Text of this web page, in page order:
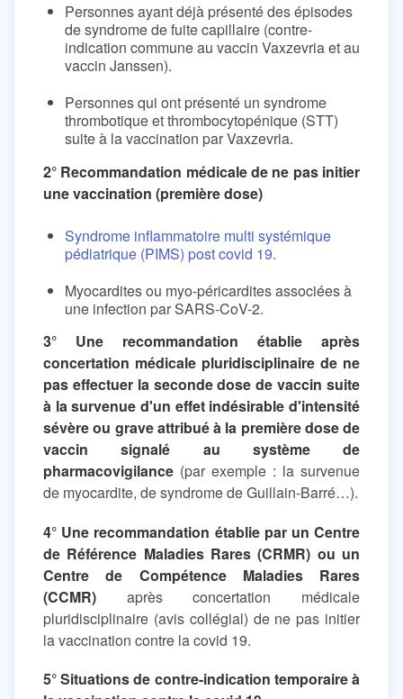
Personnes ayant déjà présenté des épisodes
de syndrome de fuite capillaire (contre-
indication commune au vaccin Vaxzevria et au
vaccin Janssen).
Personnes qui ont présenté un syndrome
thrombotique et thrombocytopénique (STT)
suite à la vaccination par Vaxzevria.
2° Recommandation médicale de ne pas initier
une vaccination (première dose)
Syndrome inflammatoire multi systémique
pédiatrique (PIMS) post covid 19.
Myocardites ou myo-péricardites associées à
une infection par SARS-CoV-2.
3° Une recommandation établie après
concertation médicale pluridisciplinaire de ne
pas effectuer la seconde dose de vaccin suite
à la survenue d'un effet indésirable d'intensité
sévère ou grave attribué à la première dose de
vaccin signalé au système de
pharmacovigilance (par exemple : la survenue
de myocardite, de syndrome de Guillain-Barré…).
4° Une recommandation établie par un Centre
de Référence Maladies Rares (CRMR) ou un
Centre de Compétence Maladies Rares
(CCMR) après concertation médicale
pluridisciplinaire (avis collégial) de ne pas initier
la vaccination contre la covid 19.
5° Situations de contre-indication temporaire à